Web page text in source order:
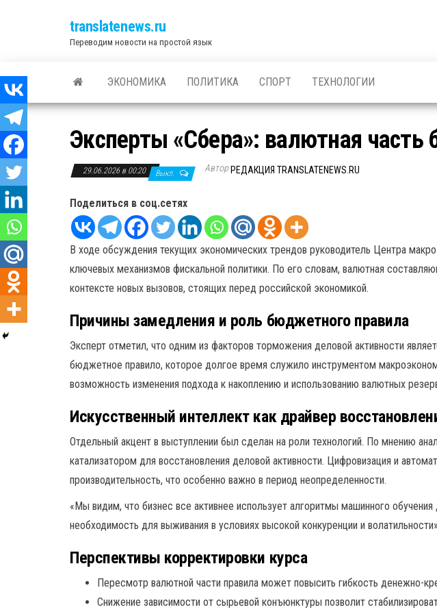
translatenews.ru
Переводим новости на простой язык
ЭКОНОМИКА ПОЛИТИКА СПОРТ ТЕХНОЛОГИИ
Эксперты «Сбера»: валютная часть
29.06.2026 в 00:20 Выкл. Автор РЕДАКЦИЯ TRANSLATENEWS.RU
Поделиться в соц.сетях
В ходе обсуждения текущих экономических трендов руководитель Центра
ключевых механизмов фискальной политики. По его словам, валютная
контексте новых вызовов, стоящих перед российской экономикой.
Причины замедления и роль бюджетного правила
Эксперт отметил, что одним из факторов торможения деловой активности
бюджетное правило, которое долгое время служило инструментом
возможность изменения подхода к накоплению и использованию валютных
Искусственный интеллект как драйвер
Отдельный акцент в выступлении был сделан на роли технологий. По мнению
катализатором для восстановления деловой активности. Цифровизация и
производительность, что особенно важно в период неопределенности.
«Мы видим, что бизнес все активнее использует алгоритмы машинного
необходимость для выживания в условиях высокой конкуренции и
Перспективы корректировки курса
Пересмотр валютной части правила может повысить гибкость денежно-
Снижение зависимости от сырьевой конъюнктуры позволит